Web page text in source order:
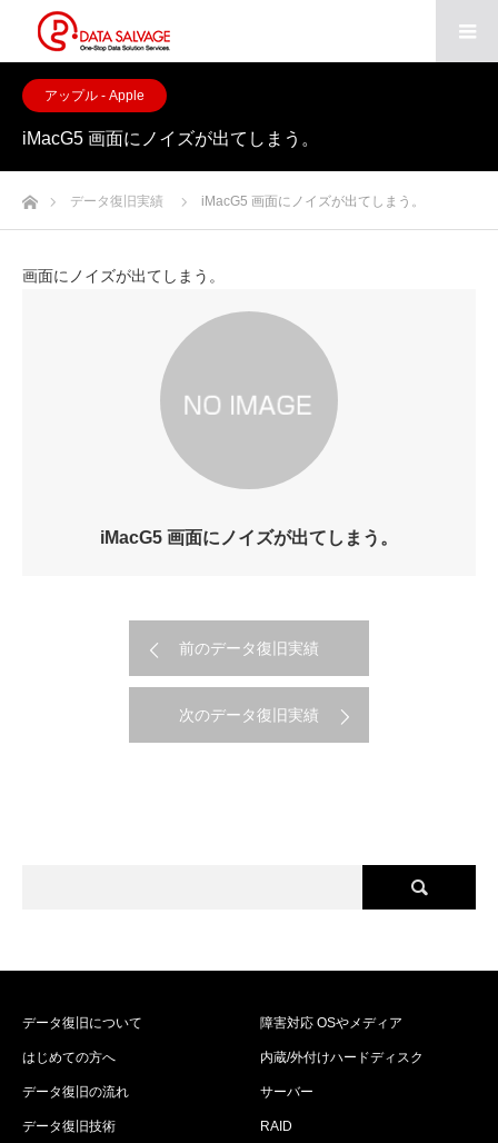
アップル - Apple
iMacG5 画面にノイズが出てしまう。
ホームデータ復旧実績 iMacG5 画面にノイズが出てしまう。
画面にノイズが出てしまう。
iMacG5 画面にノイズが出てしまう。
前のデータ復旧実績
次のデータ復旧実績
データ復旧について
はじめての方へ
データ復旧の流れ
データ復旧技術
障害対応 OSやメディア
内蔵/外付けハードディスク
サーバー
RAID